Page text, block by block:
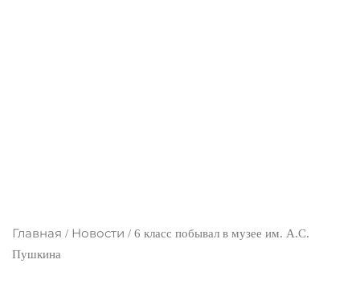
Главная / Новости / 6 класс побывал в музее им. А.С.
Пушкина